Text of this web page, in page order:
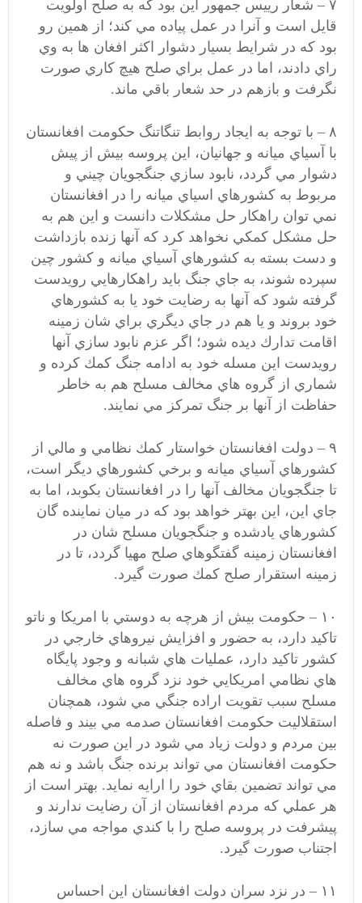
۷ – شعار رييس جمهور اين بود كه به صلح اولويت
قايل است و آنرا در عمل پياده مي كند؛ از همين رو
بود كه در شرايط بسيار دشوار اكثر افغان ها به وي
راي دادند، اما در عمل براي صلح هيچ كاري صورت
نگرفت و بازهم در حد شعار باقي ماند.
۸ – با توجه به ايجاد روابط تنگاتنگ حكومت افغانستان
با آسياي ميانه و جهانيان، اين پروسه بيش از پيش
دشوار مي گردد، نابود سازي جنگجويان چيني و
مربوط به كشورهاي اسياي ميانه را در افغانستان
نمي توان راهكار حل مشكلات دانست و اين هم به
حل مشكل كمكي نخواهد كرد كه آنها زنده بازداشت
و دست بسته به كشورهاي آسياي ميانه و كشور چين
سپرده شوند، به جاي جنگ بايد راهكارهايي رويدست
گرفته شود كه آنها به رضايت خود يا به كشورهاي
خود بروند و يا هم در جاي ديگري براي شان زمينه
اقامت تدارك ديده شود؛ اگر عزم نابود سازي آنها
رويدست اين مسله خود به ادامه جنگ كمك كرده و
شماري از گروه هاي مخالف مسلح هم به خاطر
حفاظت از آنها بر جنگ تمركز مي نمايند.
۹ – دولت افغانستان خواستار كمك نظامي و مالي از
كشورهاي آسياي ميانه و برخي كشورهاي ديگر است،
تا جنگجويان مخالف آنها را در افغانستان بكوبد، اما به
جاي اين، اين بهتر خواهد بود كه در ميان نماينده گان
كشورهاي يادشده و جنگجويان مسلح شان در
افغانستان زمينه گفتگوهاي صلح مهيا گردد، تا در
زمينه استقرار صلح كمك صورت گيرد.
۱۰ – حكومت بيش از هرچه به دوستي با امريكا و ناتو
تاكيد دارد، به حضور و افزايش نيروهاي خارجي در
كشور تاكيد دارد، عمليات هاي شبانه و وجود پايگاه
هاي نظامي امريكايي خود نزد گروه هاي مخالف
مسلح سبب تقويت اراده جنگي مي شود، همچنان
استقلاليت حكومت افغانستان صدمه مي بيند و فاصله
بين مردم و دولت زياد مي شود در اين صورت نه
حكومت افغانستان مي تواند برنده جنگ باشد و نه هم
مي تواند تضمين بقاي خود را ارايه نمايد. بهتر است از
هر عملي كه مردم افغانستان از آن رضايت ندارند و
پيشرفت در پروسه صلح را با كندي مواجه مي سازد،
اجتناب صورت گيرد.
۱۱ – در نزد سران دولت افغانستان اين احساس